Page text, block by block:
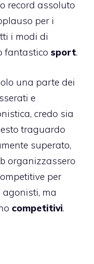
record assoluto
per i
i modi di
fantastico sport.
una parte dei
e
credo sia
traguardo
superato,
organizzassero
per
ma
competitivi.